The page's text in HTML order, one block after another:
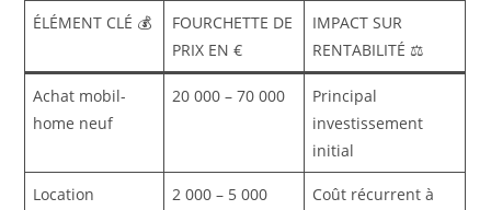
ÉLÉMENT CLÉ 💰
FOURCHETTE DE
PRIX EN €
IMPACT SUR
RENTABILITÉ ⚖️
Achat mobil-
home neuf
20 000 – 70 000
Principal
investissement
initial
Location
2 000 – 5 000
Coût récurrent à